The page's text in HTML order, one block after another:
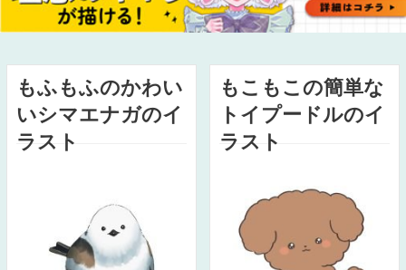
もふもふのかわい
いシマエナガのイ
ラスト
もこもこの簡単な
トイプードルのイ
ラスト